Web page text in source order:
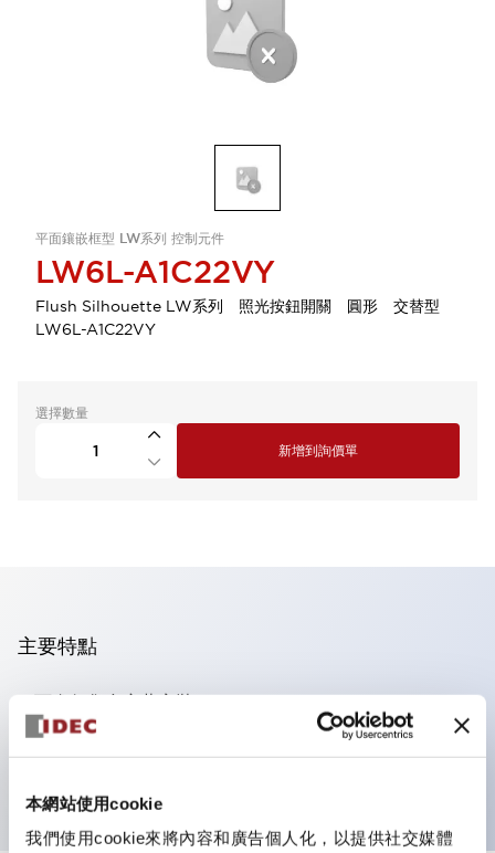
本網站使用cookie
我們使用cookie來將內容和廣告個人化，以提供社交媒體
平面鑲嵌框型 LW系列 控制元件
LW6L-A1C22VY
Flush Silhouette LW系列 照光按鈕開關 圓形 交替型
LW6L-A1C22VY
選擇數量
新增到詢價單
主要特點
可進行集合密著安裝
附鎖選擇開關採用高安全性的彈子鎖結構